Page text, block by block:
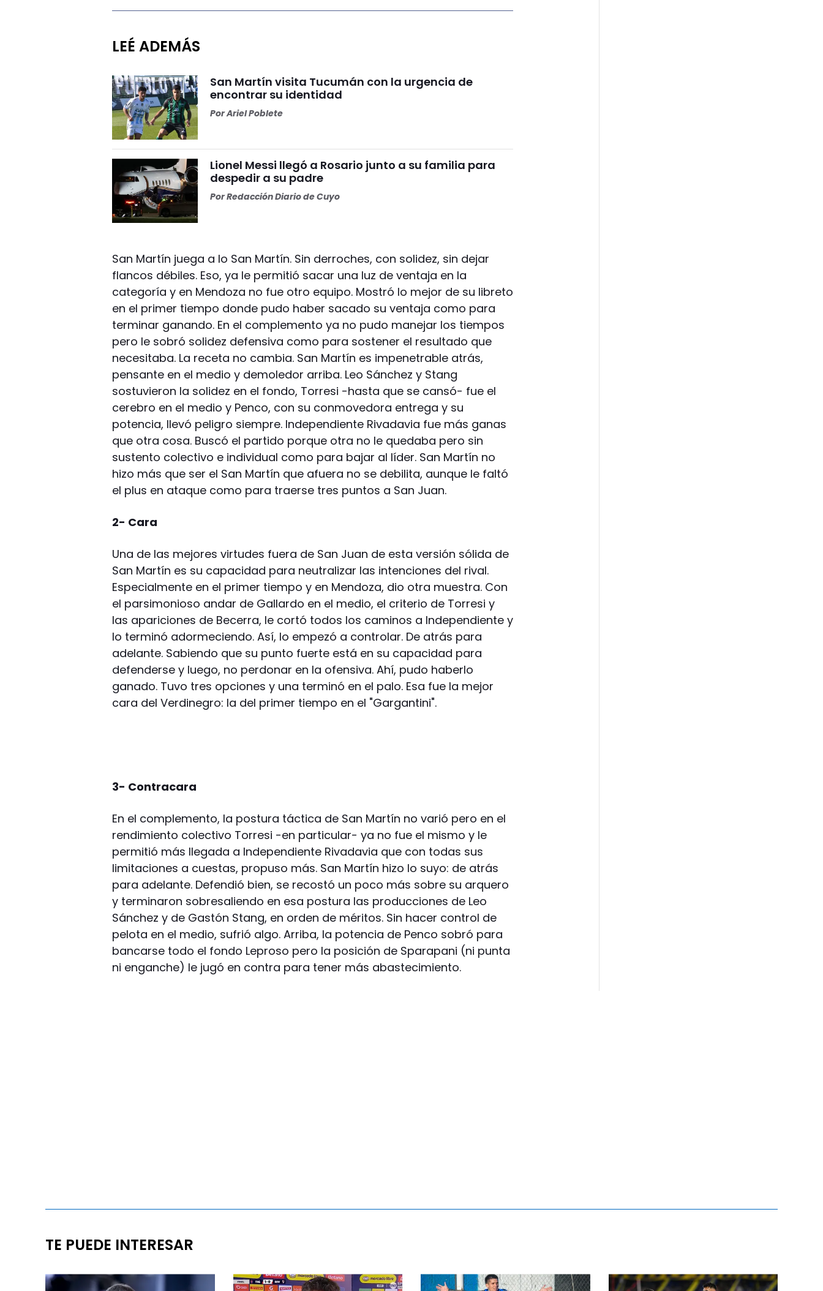
LEÉ ADEMÁS
San Martín visita Tucumán con la urgencia de
encontrar su identidad
PorAriel Poblete
Lionel Messi llegó a Rosario junto a su familia para
despedir a su padre
PorRedacción Diario de Cuyo
San Martín juega a lo San Martín. Sin derroches, con solidez, sin dejar
flancos débiles. Eso, ya le permitió sacar una luz de ventaja en la
categoría y en Mendoza no fue otro equipo. Mostró lo mejor de su libreto
en el primer tiempo donde pudo haber sacado su ventaja como para
terminar ganando. En el complemento ya no pudo manejar los tiempos
pero le sobró solidez defensiva como para sostener el resultado que
necesitaba. La receta no cambia. San Martín es impenetrable atrás,
pensante en el medio y demoledor arriba. Leo Sánchez y Stang
sostuvieron la solidez en el fondo, Torresi -hasta que se cansó- fue el
cerebro en el medio y Penco, con su conmovedora entrega y su
potencia, llevó peligro siempre. Independiente Rivadavia fue más ganas
que otra cosa. Buscó el partido porque otra no le quedaba pero sin
sustento colectivo e individual como para bajar al líder. San Martín no
hizo más que ser el San Martín que afuera no se debilita, aunque le faltó
el plus en ataque como para traerse tres puntos a San Juan.
2- Cara
Una de las mejores virtudes fuera de San Juan de esta versión sólida de
San Martín es su capacidad para neutralizar las intenciones del rival.
Especialmente en el primer tiempo y en Mendoza, dio otra muestra. Con
el parsimonioso andar de Gallardo en el medio, el criterio de Torresi y
las apariciones de Becerra, le cortó todos los caminos a Independiente y
lo terminó adormeciendo. Así, lo empezó a controlar. De atrás para
adelante. Sabiendo que su punto fuerte está en su capacidad para
defenderse y luego, no perdonar en la ofensiva. Ahí, pudo haberlo
ganado. Tuvo tres opciones y una terminó en el palo. Esa fue la mejor
cara del Verdinegro: la del primer tiempo en el "Gargantini".
3- Contracara
En el complemento, la postura táctica de San Martín no varió pero en el
rendimiento colectivo Torresi -en particular- ya no fue el mismo y le
permitió más llegada a Independiente Rivadavia que con todas sus
limitaciones a cuestas, propuso más. San Martín hizo lo suyo: de atrás
para adelante. Defendió bien, se recostó un poco más sobre su arquero
y terminaron sobresaliendo en esa postura las producciones de Leo
Sánchez y de Gastón Stang, en orden de méritos. Sin hacer control de
pelota en el medio, sufrió algo. Arriba, la potencia de Penco sobró para
bancarse todo el fondo Leproso pero la posición de Sparapani (ni punta
ni enganche) le jugó en contra para tener más abastecimiento.
TE PUEDE INTERESAR